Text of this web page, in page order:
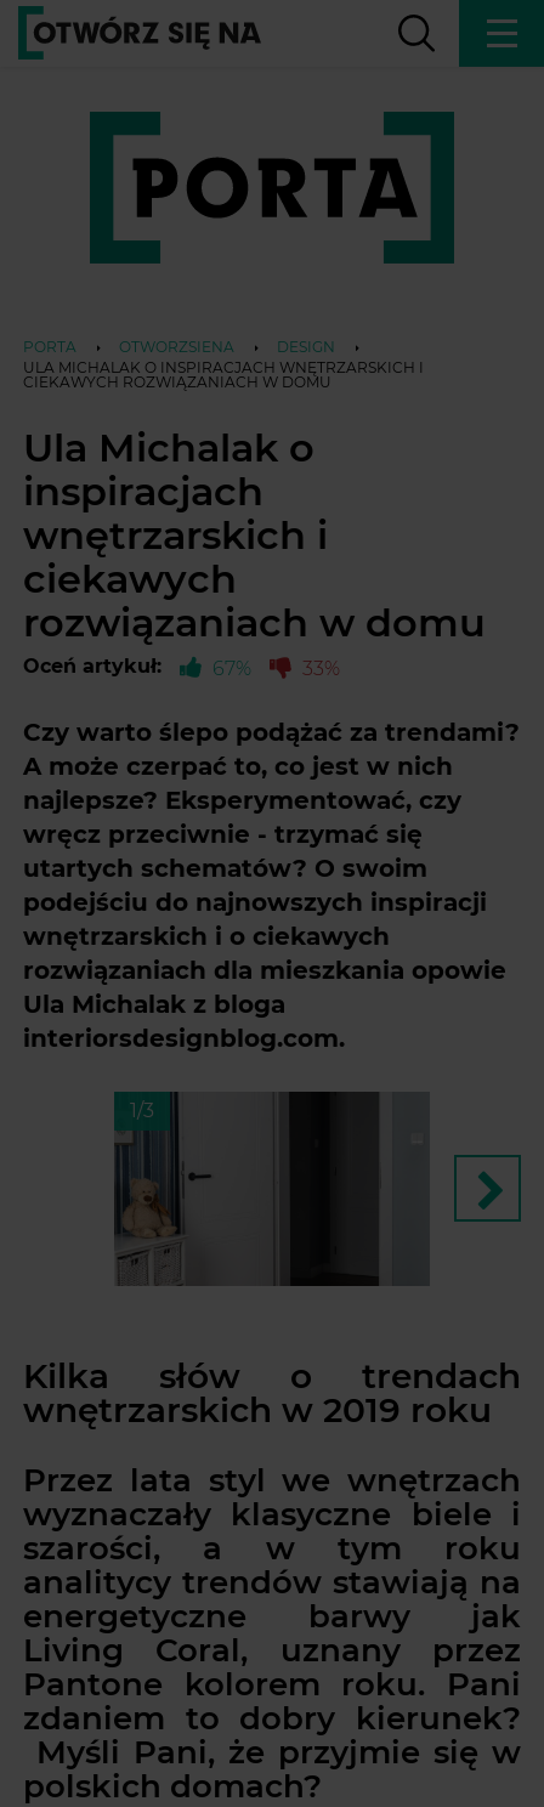
PORTA OTWORZSIENA
DESIGN
ULA MICHALAK O INSPIRACJACH WNĘTRZARSKICH I
CIEKAWYCH ROZWIĄZANIACH W DOMU
Ula Michalak o
inspiracjach
wnętrzarskich i
ciekawych
rozwiązaniach w domu
Oceń artykuł: 67% 33%
Czy warto ślepo podążać za trendami?
A może czerpać to, co jest w nich
najlepsze? Eksperymentować, czy
wręcz przeciwnie - trzymać się
utartych schematów? O swoim
podejściu do najnowszych inspiracji
wnętrzarskich i o ciekawych
rozwiązaniach dla mieszkania opowie
Ula Michalak z bloga
interiorsdesignblog.com.
1/3
Kilka słów o trendach
wnętrzarskich w 2019 roku
Przez lata styl we wnętrzach
wyznaczały klasyczne biele i
szarości, a w tym roku
analitycy trendów stawiają na
energetyczne barwy jak
Living Coral, uznany przez
Pantone kolorem roku. Pani
zdaniem to dobry kierunek?
Myśli Pani, że przyjmie się w
polskich domach?